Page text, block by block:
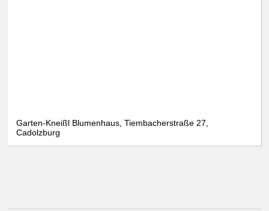
Garten-Kneißl Blumenhaus, Tiembacherstraße 27,
Cadolzburg